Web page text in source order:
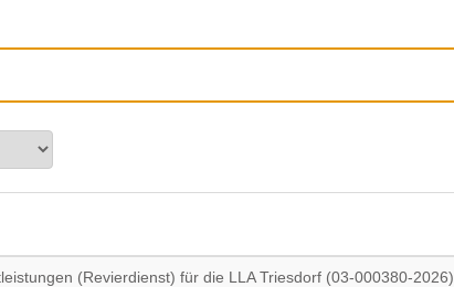
(Revierdienst) für die LLA Triesdorf (03-000380-2026)